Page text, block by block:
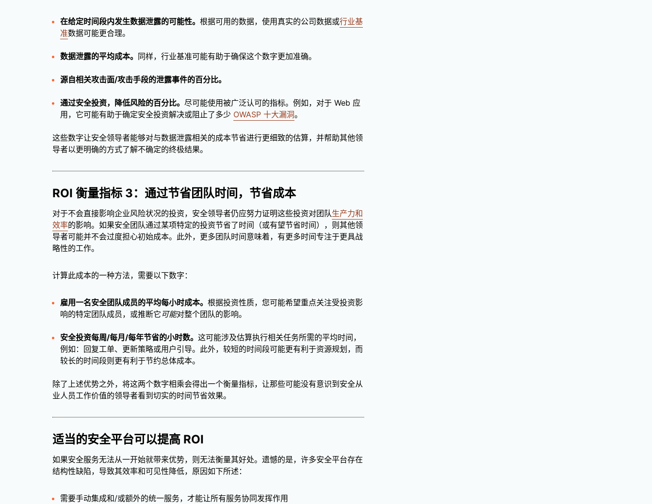
在给定时间段内发生数据泄露的可能性。 根据可用的数据，使用真实的公司数据或行业基
准数据可能更合理。
数据泄露的平均成本。 同样，行业基准可能有助于确保这个数字更加准确。
源自相关攻击面/攻击手段的泄露事件的百分比。
通过安全投资，降低风险的百分比。 尽可能使用被广泛认可的指标。例如，对于 Web 应
用，它可能有助于确定安全投资解决或阻止了多少 OWASP 十大漏洞。
这些数字让安全领导者能够对与数据泄露相关的成本节省进行更细致的估算，并帮助其他领
导者以更明确的方式了解不确定的终极结果。
ROI 衡量指标 3：通过节省团队时间，节省成本
对于不会直接影响企业风险状况的投资，安全领导者仍应努力证明这些投资对团队生产力和
效率的影响。如果安全团队通过某项特定的投资节省了时间（或有望节省时间），则其他领
导者可能并不会过度担心初始成本。此外，更多团队时间意味着，有更多时间专注于更具战
略性的工作。
计算此成本的一种方法，需要以下数字：
雇用一名安全团队成员的平均每小时成本。 根据投资性质，您可能希望重点关注受投资影
响的特定团队成员，或推断它 可能对整个团队的影响。
安全投资每周/每月/每年节省的小时数。 这可能涉及估算执行相关任务所需的平均时间，
例如：回复工单、更新策略或用户引导。此外，较短的时间段可能更有利于资源规划，而
较长的时间段则更有利于节约总体成本。
除了上述优势之外，将这两个数字相乘会得出一个衡量指标，让那些可能没有意识到安全从
业人员工作价值的领导者看到切实的时间节省效果。
适当的安全平台可以提高 ROI
如果安全服务无法从一开始就带来优势，则无法衡量其好处。遗憾的是，许多安全平台存在
结构性缺陷，导致其效率和可见性降低，原因如下所述：
需要手动集成和/或额外的统一服务，才能让所有服务协同发挥作用